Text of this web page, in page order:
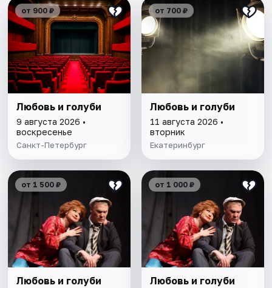
от 900 ₽
Любовь и голуби
9 августа 2026 •
воскресенье
Санкт-Петербург
от 700 ₽
Любовь и голуби
11 августа 2026 •
вторник
Екатеринбург
от 1 500 ₽
Любовь и голуби
от 1 000 ₽
Любовь и голуби